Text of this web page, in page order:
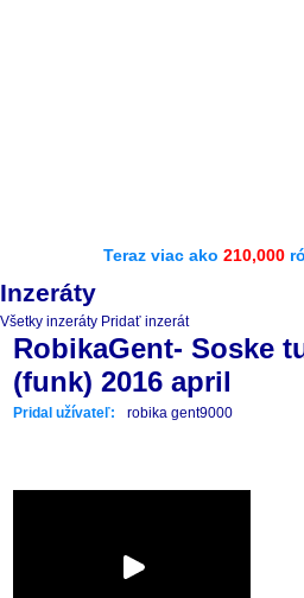
Teraz viac ako 210,000
Inzeráty
Všetky inzeráty Pridať inzerát
RobikaGent- Soske
(funk) 2016 april
Pridal užívateľ: robika gent9000